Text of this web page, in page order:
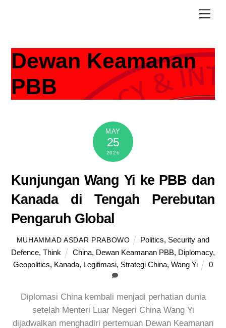
Dewan Keamanan
PBB
MAY
25
2026
Kunjungan Wang Yi ke PBB dan
Kanada di Tengah Perebutan
Pengaruh Global
MUHAMMAD ASDAR PRABOWO Politics, Security and
Defence,Think China, Dewan Keamanan PBB, Diplomacy,
Geopolitics, Kanada, Legitimasi, Strategi China, Wang Yi 0
Diplomasi China kembali menjadi perhatian dunia
setelah Menteri Luar Negeri China Wang Yi
dijadwalkan menghadiri pertemuan Dewan Keamanan